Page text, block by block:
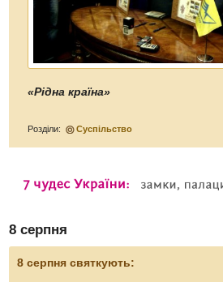
«Рідна країна»
Розділи: Суспільство
8 серпня
8 серпня святкують: